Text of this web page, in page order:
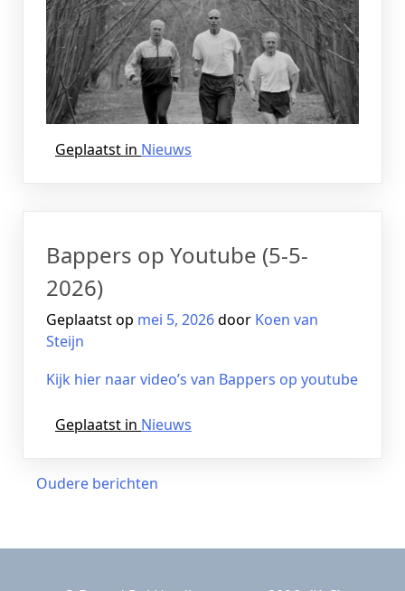
Geplaatst in Nieuws
Bappers op Youtube (5-5-
2026)
Geplaatst op mei 5, 2026door Koen van
Steijn
Kijk hier naar video’s van Bappers op youtube
Geplaatst in Nieuws
Berichtennavigatie
Oudere berichten